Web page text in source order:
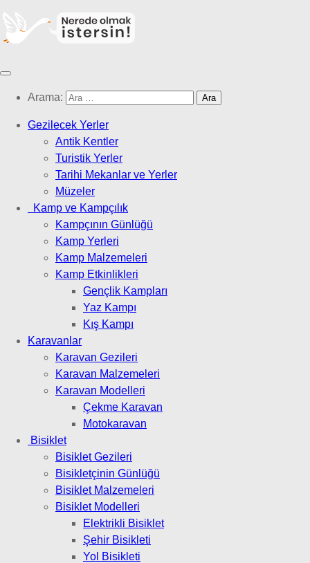
Arama:
Gezilecek Yerler
Antik Kentler
Turistik Yerler
Tarihi Mekanlar ve Yerler
Müzeler
Kamp ve Kampçılık
Kampçının Günlüğü
Kamp Yerleri
Kamp Malzemeleri
Kamp Etkinlikleri
Gençlik Kampları
Yaz Kampı
Kış Kampı
Karavanlar
Karavan Gezileri
Karavan Malzemeleri
Karavan Modelleri
Çekme Karavan
Motokaravan
Bisiklet
Bisiklet Gezileri
Bisikletçinin Günlüğü
Bisiklet Malzemeleri
Bisiklet Modelleri
Elektrikli Bisiklet
Şehir Bisikleti
Yol Bisikleti